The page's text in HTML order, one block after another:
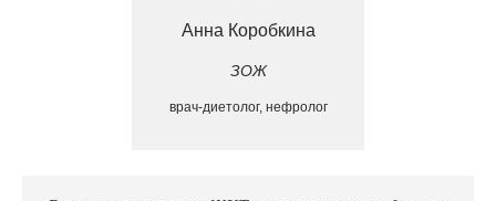
Анна Коробкина
ЗОЖ
врач-диетолог, нефролог